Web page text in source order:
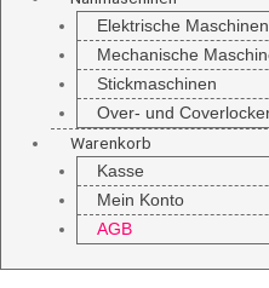
Elektrische Maschinen
Mechanische
Stickmaschinen
Over- und
Warenkorb
Kasse
Mein Konto
AGB